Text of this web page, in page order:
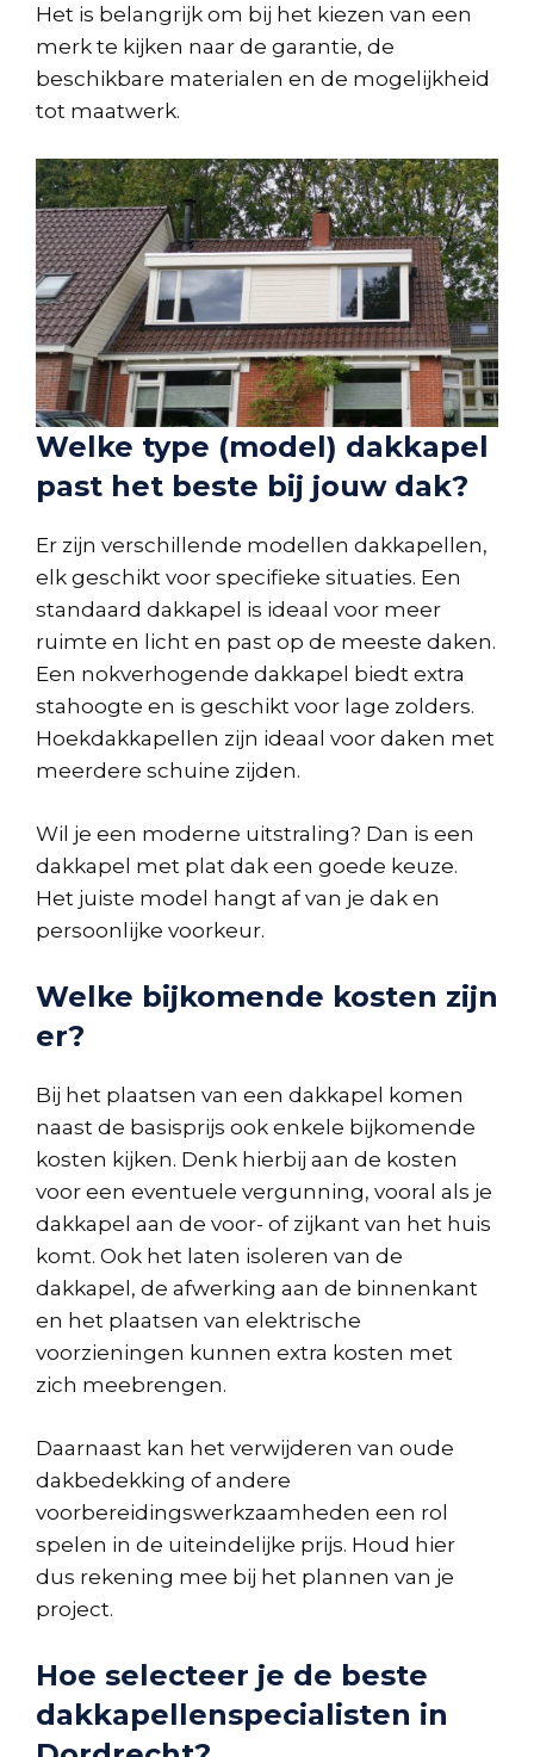
Het is belangrijk om bij het kiezen van een
merk te kijken naar de garantie, de
beschikbare materialen en de mogelijkheid
tot maatwerk.
Welke type (model) dakkapel
past het beste bij jouw dak?
Er zijn verschillende modellen dakkapellen,
elk geschikt voor specifieke situaties. Een
standaard dakkapel is ideaal voor meer
ruimte en licht en past op de meeste daken.
Een nokverhogende dakkapel biedt extra
stahoogte en is geschikt voor lage zolders.
Hoekdakkapellen zijn ideaal voor daken met
meerdere schuine zijden.
Wil je een moderne uitstraling? Dan is een
dakkapel met plat dak een goede keuze.
Het juiste model hangt af van je dak en
persoonlijke voorkeur.
Welke bijkomende kosten zijn
er?
Bij het plaatsen van een dakkapel komen
naast de basisprijs ook enkele bijkomende
kosten kijken. Denk hierbij aan de kosten
voor een eventuele vergunning, vooral als je
dakkapel aan de voor- of zijkant van het huis
komt. Ook het laten isoleren van de
dakkapel, de afwerking aan de binnenkant
en het plaatsen van elektrische
voorzieningen kunnen extra kosten met
zich meebrengen.
Daarnaast kan het verwijderen van oude
dakbedekking of andere
voorbereidingswerkzaamheden een rol
spelen in de uiteindelijke prijs. Houd hier
dus rekening mee bij het plannen van je
project.
Hoe selecteer je de beste
dakkapellenspecialisten in